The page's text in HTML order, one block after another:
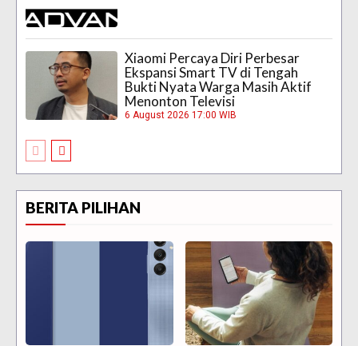
Xiaomi Percaya Diri Perbesar
Ekspansi Smart TV di Tengah
Bukti Nyata Warga Masih Aktif
Menonton Televisi
6 August 2026 17:00 WIB
BERITA PILIHAN